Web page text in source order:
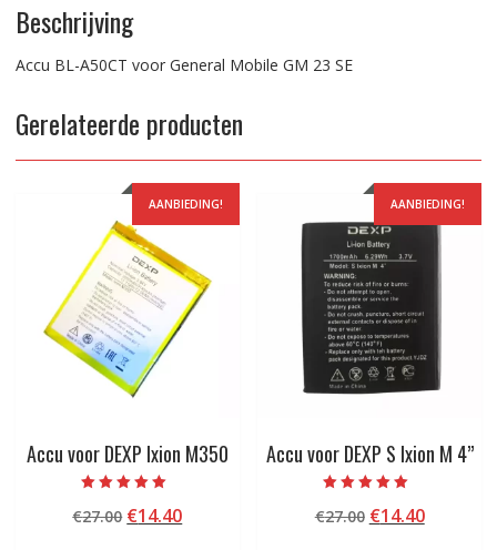
Beschrijving
Accu BL-A50CT voor General Mobile GM 23 SE
Gerelateerde producten
AANBIEDING!
Accu voor DEXP Ixion M350
5.00
van 5
€27.00 Oorspronkelijke
€14.40Huidige
AANBIEDING!
Accu voor DEXP S Ixion M 4”
5.00
van 5
€27.00 €14.40Huidige